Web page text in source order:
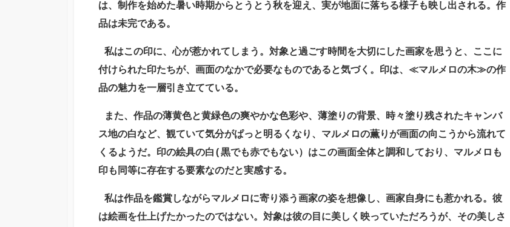
は、制作を始めた暑い時期からとうとう秋を迎え、実が地面に落ちる様子も映し出される。作
品は未完である。
私はこの印に、心が惹かれてしまう。対象と過ごす時間を大切にした画家を思うと、ここに
付けられた印たちが、画面のなかで必要なものであると気づく。印は、≪マルメロの木≫の作
品の魅力を一層引き立てている。
また、作品の薄黄色と黄緑色の爽やかな色彩や、薄塗りの背景、時々塗り残されたキャンバ
ス地の白など、観ていて気分がぱっと明るくなり、マルメロの薫りが画面の向こうから流れて
くるようだ。印の絵具の白(黒でも赤でもない）はこの画面全体と調和しており、マルメロも
印も同等に存在する要素なのだと実感する。
私は作品を鑑賞しながらマルメロに寄り添う画家の姿を想像し、画家自身にも惹かれる。彼
は絵画を仕上げたかったのではない。対象は彼の目に美しく映っていただろうが、その美しさ